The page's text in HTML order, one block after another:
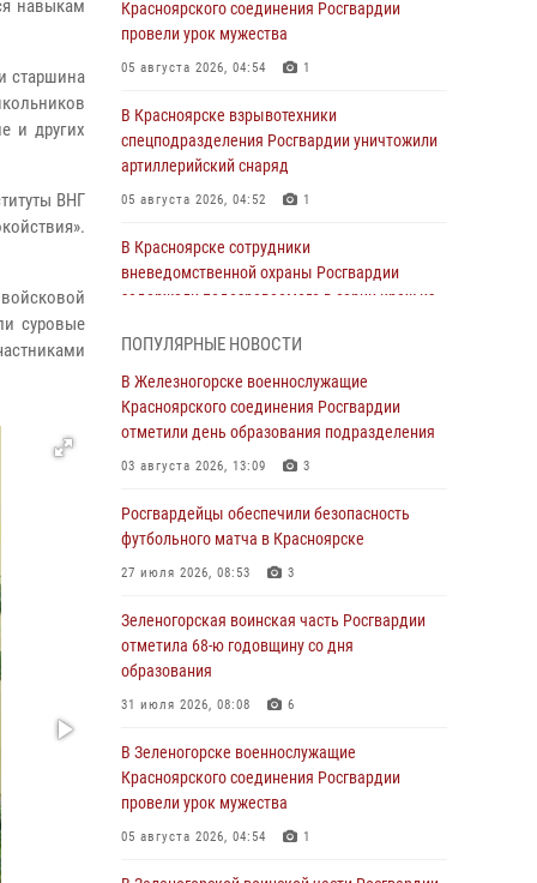
навыкам
старшина
и других
ВНГ
суровые
Красноярского соединения Росгвардии
провели урок мужества
05 августа 2026, 04:54 1
В Красноярске взрывотехники
спецподразделения Росгвардии уничтожили
артиллерийский снаряд
05 августа 2026, 04:52 1
В Красноярске сотрудники
вневедомственной охраны Росгвардии
задержали подозреваемого в серии краж из
Сотрудники Росгвардии обеспечили
общественный порядок во время
проведения экстремального заплыва в
04 августа 2026, 08:36 1
В Красноярске сотрудники Росгвардии
супермаркета
04 августа 2026, 06:50
Военнослужащие Красноярского соединения
с тонкостями РХБ защиты
03 августа 2026, 13:12 2
В Железногорске военнослужащие
отметили день образования подразделения
ПОПУЛЯРНЫЕ НОВОСТИ
В Железногорске военнослужащие
Красноярского соединения Росгвардии
отметили день образования подразделения
03 августа 2026, 13:09 3
Росгвардейцы обеспечили безопасность
футбольного матча в Красноярске
27 июля 2026, 08:53 3
Зеленогорская воинская часть Росгвардии
отметила 68-ю годовщину со дня
образования
31 июля 2026, 08:08 6
В Зеленогорске военнослужащие
Красноярского соединения Росгвардии
провели урок мужества
05 августа 2026, 04:54 1